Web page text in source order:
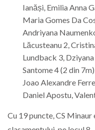
Ianăși, Emilia Anna
Maria Gomes Da
Andriyana
Lăcusteanu 2,
Lundback 3,
Santome 4 (2 din
Joao Alexandre
Daniel Apostu,
Cu 19 puncte, CS Minaur